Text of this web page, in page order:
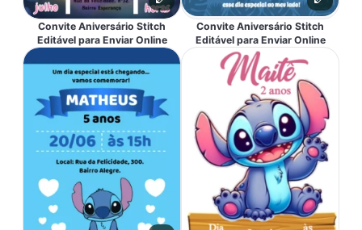
Convite Aniversário Stitch
Editável para Enviar Online
Convite Aniversário Stitch
Editável para Enviar Online